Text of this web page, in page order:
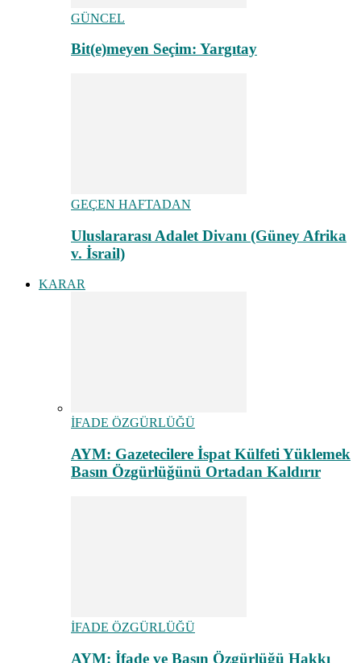
GÜNCEL
Bit(e)meyen Seçim: Yargıtay
GEÇEN HAFTADAN
Uluslararası Adalet Divanı (Güney Afrika
v. İsrail)
KARAR
İFADE ÖZGÜRLÜĞÜ
AYM: Gazetecilere İspat Külfeti Yüklemek
Basın Özgürlüğünü Ortadan Kaldırır
İFADE ÖZGÜRLÜĞÜ
AYM: İfade ve Basın Özgürlüğü Hakkı